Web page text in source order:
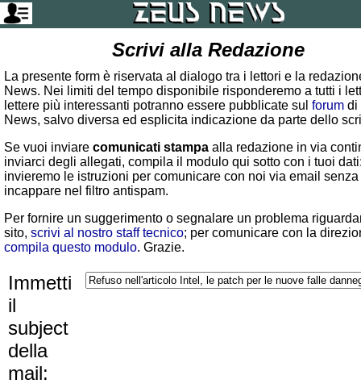
Scrivi alla Redazione
La presente form è riservata al dialogo tra i lettori e la
News. Nei limiti del tempo disponibile risponderemo a tutti i
lettere più interessanti potranno essere pubblicate sul forum di
News, salvo diversa ed esplicita indicazione da parte dello
Se vuoi inviare comunicati stampa alla redazione in via
inviarci degli allegati, compila il modulo qui sotto con i tuoi
invieremo le istruzioni per comunicare con noi via email senza
incappare nel filtro antispam.
Per fornire un suggerimento o segnalare un problema
sito, scrivi al nostro staff tecnico; per comunicare con la
compila questo modulo. Grazie.
Immetti
il
subject
della
mail: